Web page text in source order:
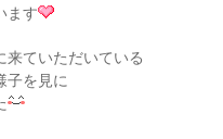
ます
来ていただいている
子を見に